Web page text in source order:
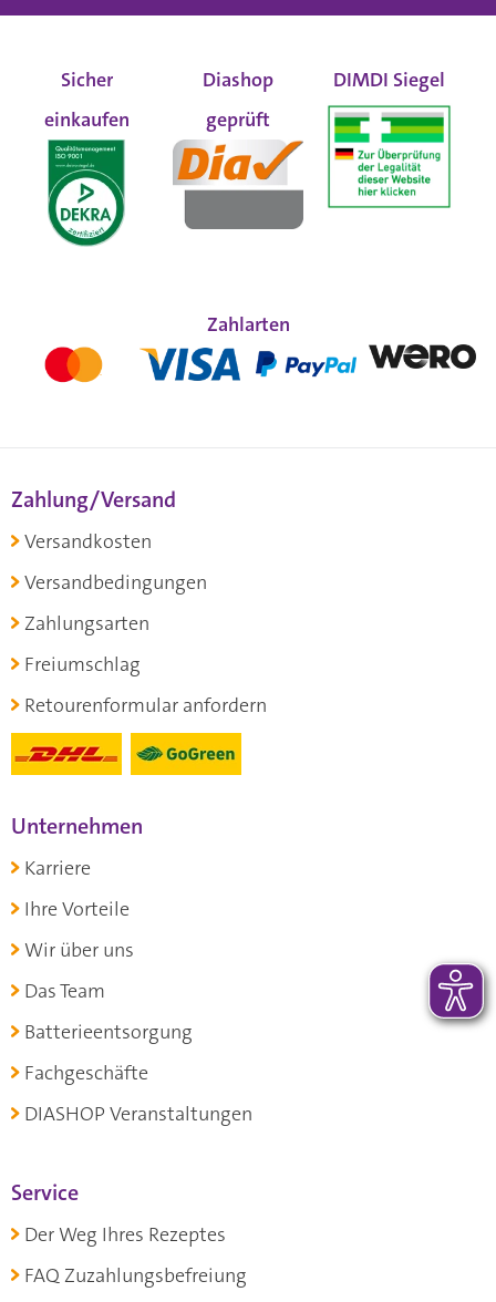
Sicher
einkaufen
Diashop
geprüft
DIMDI Siegel
Zahlarten
Zahlung/Versand
Versandkosten
Versandbedingungen
Zahlungsarten
Freiumschlag
Retourenformular anfordern
Unternehmen
Karriere
Ihre Vorteile
Wir über uns
Das Team
Batterieentsorgung
Fachgeschäfte
DIASHOP Veranstaltungen
Service
Der Weg Ihres Rezeptes
FAQ Zuzahlungsbefreiung